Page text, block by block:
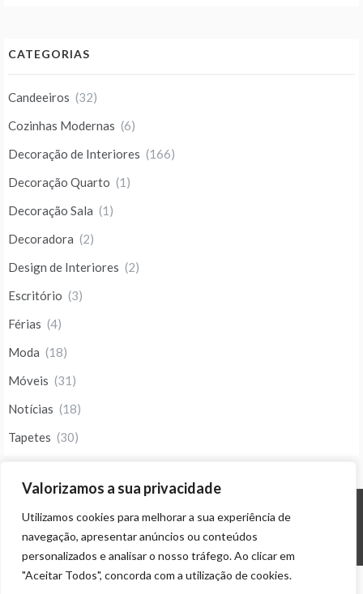
Valorizamos a sua privacidade
Utilizamos cookies para melhorar a sua experiência de
navegação, apresentar anúncios ou conteúdos
personalizados e analisar o nosso tráfego. Ao clicar em
"Aceitar Todos", concorda com a utilização de cookies.
CATEGORIAS
Candeeiros (32)
Cozinhas Modernas (6)
Decoração de Interiores (166)
Decoração Quarto (1)
Decoração Sala (1)
Decoradora (2)
Design de Interiores (2)
Escritório (3)
Férias (4)
Moda (18)
Móveis (31)
Notícias (18)
Tapetes (30)